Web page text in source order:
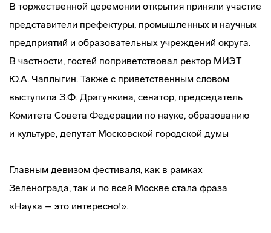
В торжественной церемонии открытия приняли участие
представители префектуры, промышленных и научных
предприятий и образовательных учреждений округа.
В частности, гостей поприветствовал ректор МИЭТ
Ю.А. Чаплыгин. Также с приветственным словом
выступила З.Ф. Драгункина, сенатор, председатель
Комитета Совета Федерации по науке, образованию
и культуре, депутат Московской городской думы
Главным девизом фестиваля, как в рамках
Зеленограда, так и по всей Москве стала фраза
«Наука – это интересно!».